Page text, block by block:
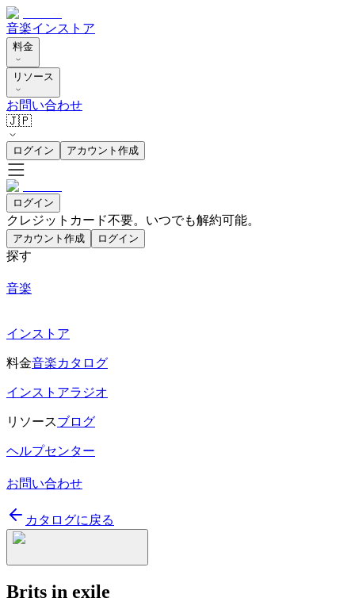
音楽インストア
料金
リソース
お問い合わせ
🇯🇵
ログイン アカウント作成
ログイン
クレジットカード不要。いつでも解約可能。
アカウント作成 ログイン
探す
音楽
インストア
料金音楽カタログ
インストアラジオ
リソースブログ
ヘルプセンター
お問い合わせ
カタログに戻る
Brits in exile